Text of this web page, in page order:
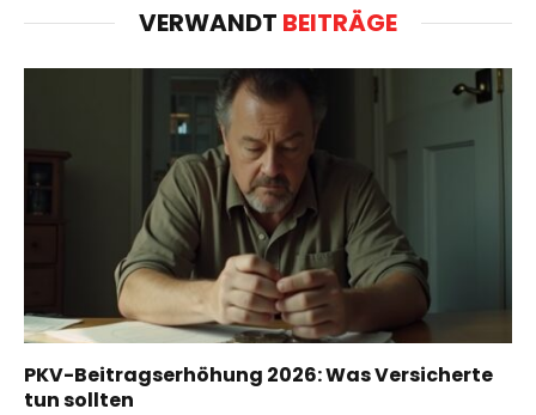
VERWANDT BEITRÄGE
PKV-Beitragserhöhung 2026: Was Versicherte
tun sollten